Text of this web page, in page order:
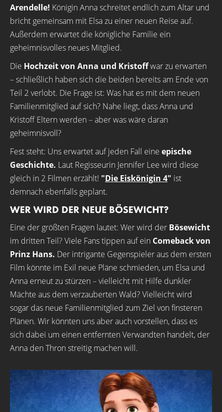
Arendelle! Königin Anna schreitet endlich zum Altar und
bricht gemeinsam mit Elsa zu einer neuen Reise auf.
Außerdem erwartet die königliche Familie ein
geheimnisvolles neues Mitglied.
Die Hochzeit von Anna und Kristoffwar zu erwarten
– schließlich haben sich die beiden bereits am Ende von
Teil 2 verlobt. Die Frage ist: Was hat es mit dem neuen
Familienmitglied auf sich? Nahe liegt, dass Anna und
Kristoff Eltern werden – aber was wäre daran
geheimnisvoll?
Fest steht: Uns erwartet auf jeden Fall eine epische
Geschichte. Laut Regisseurin Jennifer Lee wird diese
gleich in 2 Filmen erzählt! "Die Eiskönigin 4" ist
demnach ebenfalls geplant.
WER WIRD DER NEUE BÖSEWICHT?
Eine der größten Fragen lautet: Wer wird der Bösewicht
im dritten Teil? Viele Fans tippen auf ein Comeback von
Prinz Hans. Der intrigante Gegenspieler aus dem ersten
Film könnte im Exil neue Pläne schmieden, um Elsa und
Anna erneut zu stürzen – vielleicht mit Hilfe dunkler
Mächte aus dem verzauberten Wald? Vielleicht wird
sogar das neue Familienmitglied zum Ziel von finsteren
Plänen. Wir könnten uns aber auch vorstellen, dass es
sich dabei um einen entfernten Verwandten handelt, der
Anna den Thron streitig machen will.